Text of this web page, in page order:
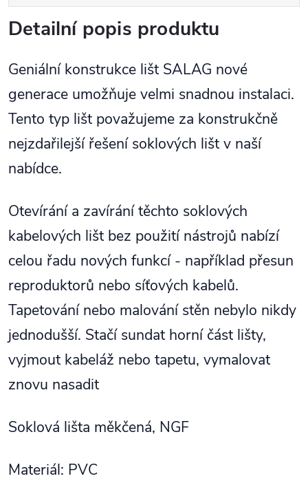
Detailní popis produktu
Geniální konstrukce lišt SALAG nové
generace umožňuje velmi snadnou instalaci.
Tento typ lišt považujeme za konstrukčně
nejzdařilejší řešení soklových lišt v naší
nabídce.
Otevírání a zavírání těchto soklových
kabelových lišt bez použití nástrojů nabízí
celou řadu nových funkcí - například přesun
reproduktorů nebo síťových kabelů.
Tapetování nebo malování stěn nebylo nikdy
jednodušší. Stačí sundat horní část lišty,
vyjmout kabeláž nebo tapetu, vymalovat
znovu nasadit
Soklová lišta měkčená, NGF
Materiál: PVC